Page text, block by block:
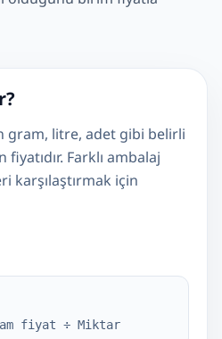
gram, litre, adet gibi belirli
Farklı ambalaj
karşılaştırmak için
fiyat ÷ Miktar